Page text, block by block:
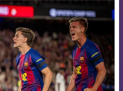
FCB Barcelona badge